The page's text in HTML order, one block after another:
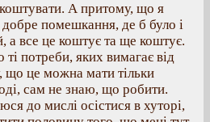
А притому, що я
помешкання, де б було і
а все це коштує та ще коштує.
потреби, яких вимагає від
що це можна мати тільки
сам не знаю, що робити.
до мислі осістися в хуторі,